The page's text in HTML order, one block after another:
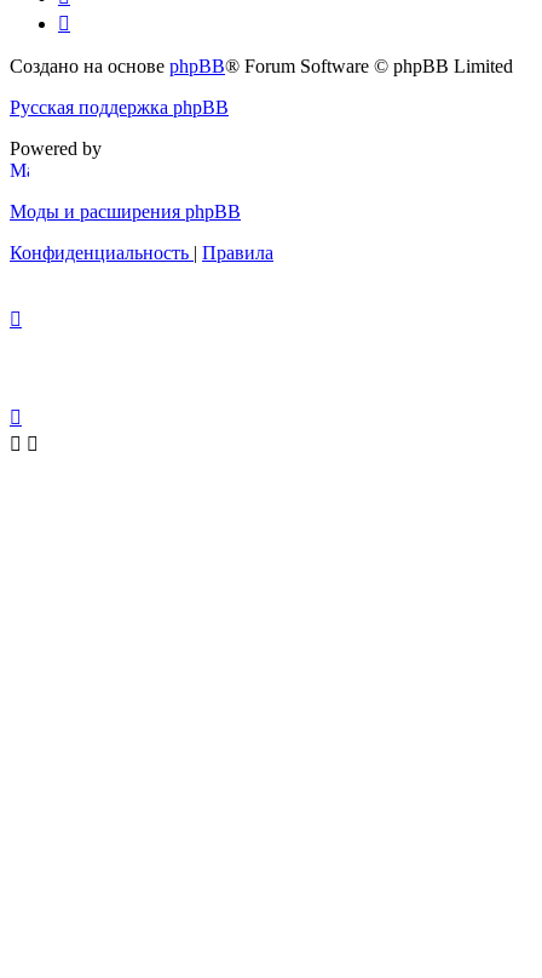
Создано на основе phpBB® Forum Software © phpBB Limited
Русская поддержка phpBB
Powered by
Моды и расширения phpBB
Конфиденциальность | Правила